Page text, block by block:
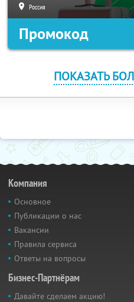
Россия
Промокод
ПОКАЗАТЬ
Компания
Основное
Публикации о нас
Вакансии
Правила сервиса
Ответы на вопросы
Бизнес-Партнёрам
Давайте сделаем акцию!